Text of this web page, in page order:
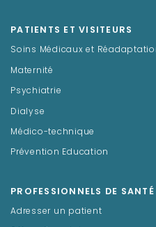
PATIENTS ET VISITEURS
Soins Médicaux et
Maternité
Psychiatrie
Dialyse
Médico-technique
Prévention Education
PROFESSIONNELS DE SANTÉ
Adresser un patient